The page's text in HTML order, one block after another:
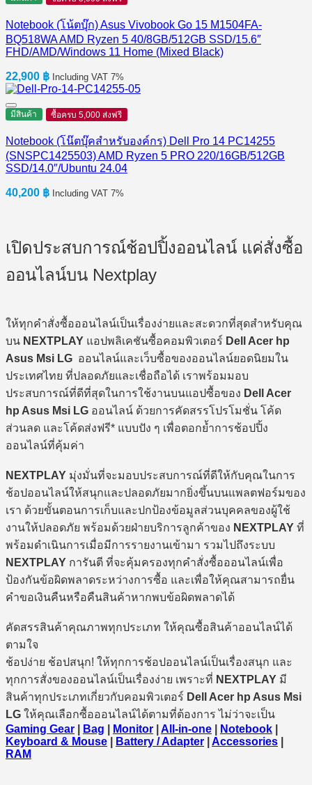
Notebook (โน้ตบุ๊ก) Asus Vivobook Go 15 M1504FA-
BQ518WA AMD Ryzen 5 40/8GB/512GB SSD/15.6″
FHD/AMD/Windows 11 Home (Mixed Black)
22,900 ฿ Including VAT 7%
มีสินค้า ซื้อครบ 5,000 ส่งฟรี
Notebook (โน๊ตบุ๊คสำหรับองค์กร) Dell Pro 14 PC14255
(SNSPC1425503) AMD Ryzen 5 PRO 220/16GB/512GB
SSD/14.0″/Ubuntu 24.04
40,200 ฿ Including VAT 7%
เปิดประสบการณ์ช้อปปิ้งออนไลน์ แค่สั่งซื้อ
ออนไลน์บน Nextplay
ให้ทุกคำสั่งซื้อออนไลน์เป็นเรื่องง่ายและสะดวกที่สุดสำหรับคุณ
บน NEXTPLAY แอปพลิเคชันซื้อคอมพิวเตอร์ Dell Acer hp
Asus Msi LG ออนไลน์และเว็บซื้อของออนไลน์ยอดนิยมใน
ประเทศไทย ที่ปลอดภัยและเชื่อถือได้ เราพร้อมมอบ
ประสบการณ์ที่ดีที่สุดในการใช้งานบนแอปซื้อของ Dell Acer
hp Asus Msi LG ออนไลน์ ด้วยการคัดสรรโปรโมชั่น โค้ด
ส่วนลด และโค้ดส่งฟรี* แบบปัง ๆ เพื่อตอกย้ำการช้อปปิ้ง
ออนไลน์ที่คุ้มค่า
NEXTPLAY มุ่งมั่นที่จะมอบประสบการณ์ที่ดีให้กับคุณในการ
ช้อปออนไลน์ให้สนุกและปลอดภัยมากยิ่งขึ้นบนแพลตฟอร์มของ
เรา ด้วยขั้นตอนการเก็บและปกป้องข้อมูลส่วนบุคคลของผู้ใช้
งานให้ปลอดภัย พร้อมด้วยฝ่ายบริการลูกค้าของ NEXTPLAY ที่
พร้อมดำเนินการเมื่อมีการรายงานเข้ามา รวมไปถึงระบบ
NEXTPLAY การันตี ที่จะคุ้มครองทุกคำสั่งซื้อออนไลน์เพื่อ
ป้องกันข้อผิดพลาดระหว่างการซื้อ และเพื่อให้คุณสามารถยื่น
คำขอเงินคืนหรือคืนสินค้าหากพบข้อผิดพลาดได้
คัดสรรสินค้าคุณภาพทุกประเภท ให้คุณซื้อสินค้าออนไลน์ได้
ตามใจ
ช้อปง่าย ช้อปสนุก! ให้ทุกการช้อปออนไลน์เป็นเรื่องสนุก และ
ทุกการสั่งของออนไลน์เป็นเรื่องง่าย เพราะที่ NEXTPLAY มี
สินค้าทุกประเภทเกี่ยวกับคอมพิวเตอร์ Dell Acer hp Asus Msi
LG ให้คุณเลือกซื้อออนไลน์ได้ตามที่ต้องการ ไม่ว่าจะเป็น
Gaming Gear
Bag Monitor All-in-one Notebook
Keyboard & Mouse
Battery / Adapter Accessories
RAM